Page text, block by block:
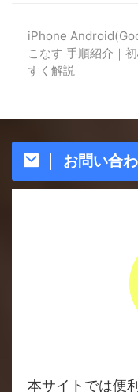
iPhone
こなす 手順紹介｜
すく解説
お問い合
本サイトでは便